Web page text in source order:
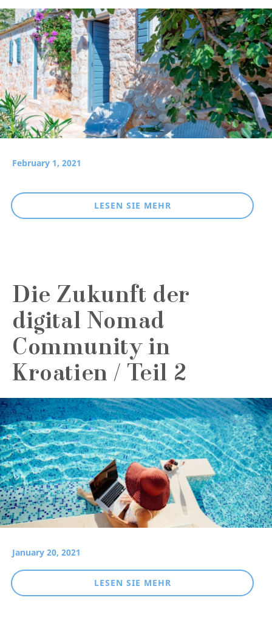
February 1, 2021
LESEN SIE MEHR
Die Zukunft der
digital Nomad
Community in
Kroatien / Teil 2
January 20, 2021
LESEN SIE MEHR